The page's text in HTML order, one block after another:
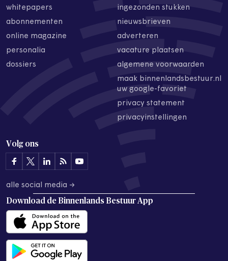
whitepapers
abonnementen
online magazine
personalia
dossiers
ingezonden stukken
nieuwsbrieven
adverteren
vacature plaatsen
algemene voorwaarden
maak binnenlandsbestuur.nl
uw google-favoriet
privacy statement
privacyinstellingen
Volg ons
alle social media →
Download de Binnenlands Bestuur App